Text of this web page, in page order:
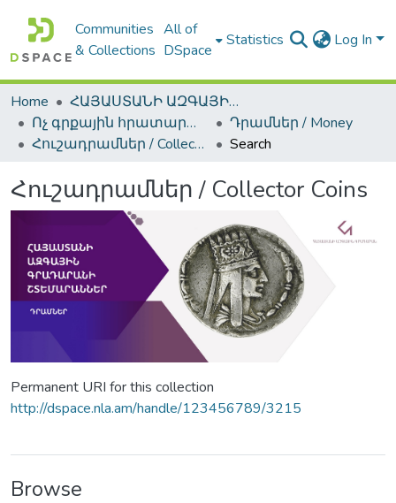
Communities
& Collections
All of
DSpace
Statistics Log In
Home
ՀԱՅԱՍՏԱՆԻ ԱԶԳԱՅԻՆ ԳՐԱԴԱՐԱՆԻ ԹՎԱՅԻՆ ՊԱՀՈՑ / DIGITAL REPOSITORY OF NLA
Ոչ գրքային հրատարակություններ / Non-Book Publications
Դրամներ / Money
Հուշադրամներ / Collector Coins
Search
Հուշադրամներ / Collector Coins
Permanent URI for this collection
http://dspace.nla.am/handle/123456789/3215
Browse